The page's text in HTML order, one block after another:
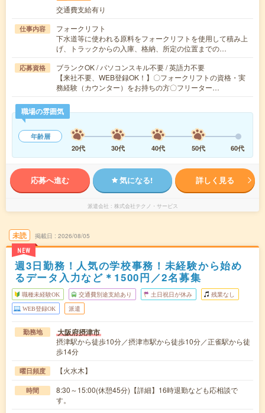
交通費支給有り
仕事内容
フォークリフト
下水道等に使われる原料をフォークリフトを使用して積み上
げ、トラックからの入庫、格納、所定の位置までの…
応募資格
ブランクOK / パソコンスキル不要 / 英語力不要
【来社不要、WEB登録OK！】〇フォークリフトの資格・実
務経験（カウンター）をお持ちの方〇フリーター…
職場の雰囲気
年齢層
20代
30代 40代 50代 60代
応募へ進む 気になる! 詳しく見る
派遣会社 株式会社テクノ・サービス
未読
NEW
掲載日 2026/08/05
週3日勤務！人気の学校事務！未経験から始め
るデータ入力など＊1500円／2名募集
職種未経験OK 交通費別途支給あり 土日祝日が休み 残業なし
WEB登録OK 派遣
勤務地 大阪府摂津市
摂津駅から徒歩10分／摂津市駅から徒歩10分／正雀駅から徒
歩14分
曜日頻度 【火水木】
時間
8:30～15:00(休憩45分)【詳細】16時退勤なども応相談で
す。